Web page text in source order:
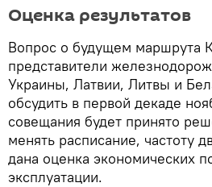
Оценка результатов
Вопрос о будущем маршрута
представители
Украины, Латвии, Литвы и
обсудить в первой декаде
совещания будет принято
менять расписание, частоту
дана оценка экономических
эксплуатации.